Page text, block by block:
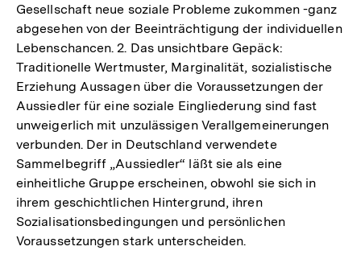
Gesellschaft neue soziale Probleme zukommen -ganz
abgesehen von der Beeinträchtigung der individuellen
Lebenschancen. 2. Das unsichtbare Gepäck:
Traditionelle Wertmuster, Marginalität, sozialistische
Erziehung Aussagen über die Voraussetzungen der
Aussiedler für eine soziale Eingliederung sind fast
unweigerlich mit unzulässigen Verallgemeinerungen
verbunden. Der in Deutschland verwendete
Sammelbegriff „Aussiedler“ läßt sie als eine
einheitliche Gruppe erscheinen, obwohl sie sich in
ihrem geschichtlichen Hintergrund, ihren
Sozialisationsbedingungen und persönlichen
Voraussetzungen stark unterscheiden.